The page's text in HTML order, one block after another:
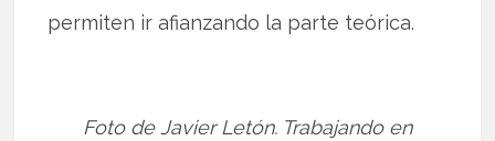
permiten ir afianzando la parte teórica.
Foto de Javier Letón. Trabajando en